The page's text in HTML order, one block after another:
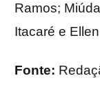
Ramos;
Itacaré e
Fonte: